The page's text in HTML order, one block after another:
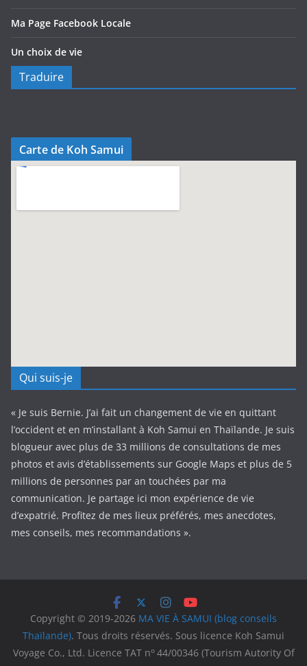
Ma Page Facebook Locale
Un choix de vie
Traduire
Carte de Koh Samui
Qui suis-je
« Je suis Bernie. J’ai fait un changement de vie en quittant
l’occident et en m’installant à Koh Samui en Thaïlande. Je suis
blogueur avec plus de 33 millions de consultations de mes
photos et avis d’établissements sur Google Maps et plus de 5
millions de personnes par an touchées par ma
communication. Je partage ici mon expérience de vie
d’expatrié. Profitez de mes lieux préférés, mes anecdotes,
mes conseils, mes recommandations ».
Copyright © 2019-2026 MA VIE À SAMUI (blog conseils
Thaïlande). Tous droits réservés. Sous licence Koh Samui
Voyage Co., Ltd. Licence TAT no 44/00346 (Tourism Autority Of